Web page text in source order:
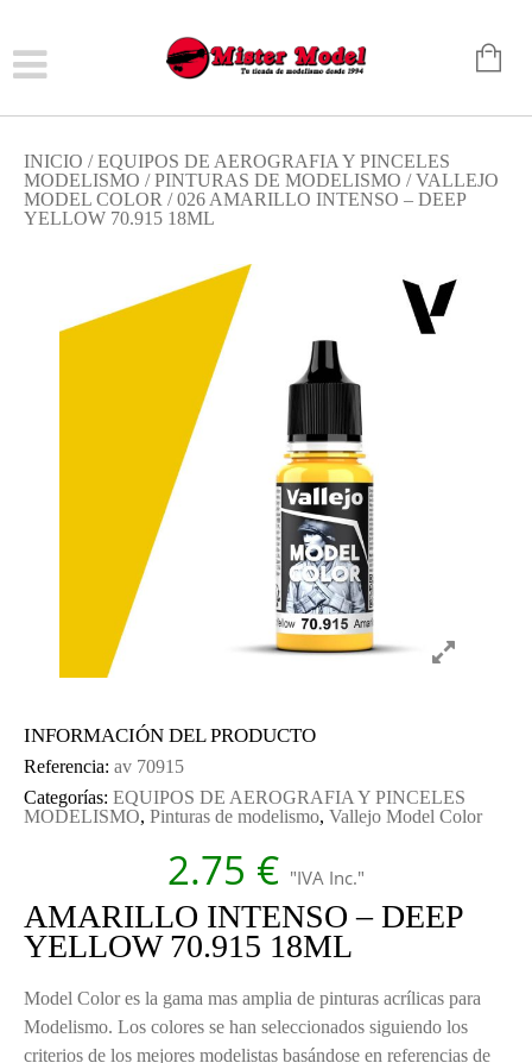
INICIO /EQUIPOS DE AEROGRAFIA Y PINCELES
MODELISMO /PINTURAS DE MODELISMO /VALLEJO
MODEL COLOR / 026 AMARILLO INTENSO – DEEP
YELLOW 70.915 18ML
INFORMACIÓN DEL PRODUCTO
Referencia: av 70915
Categorías: EQUIPOS DE AEROGRAFIA Y PINCELES
MODELISMO, Pinturas de modelismo, Vallejo Model Color
2.75 € "IVA Inc."
AMARILLO INTENSO – DEEP
YELLOW 70.915 18ML
Model Color es la gama mas amplia de pinturas acrílicas para
Modelismo. Los colores se han seleccionados siguiendo los
criterios de los mejores modelistas basándose en referencias de